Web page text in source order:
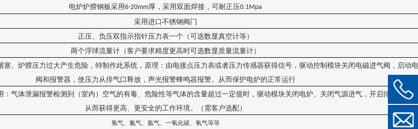
电炉炉膛钢板采用6-20mm厚，采用双面焊接，可耐正压0.1Mpa
采用进口不锈钢阀门
正压、负压双指示指针压力表一个（可选数显真空计等）
两个浮球流量计（客户要求精度更高时可选数显质量流量计）
塞、炉膛压力过大产生危险，特制作此系统，原理：由电接点压力表或者压力传感器获得信号，驱动控制模块关闭电磁进气阀，启动
阀和报警器，使压力从排气口释放，声光报警蜂鸣器报警。从而保护电炉的正常运行
：气体泄漏报警检测到（室内）空气的有毒、危险性等气体的含量超过一定值时，驱动模块关闭电炉、关闭气源进气，开启排气口、
从而获得更高、更安全的工作环境。（需客户选配）
氢气、氮气、氩气、一氧化碳、氧气等等